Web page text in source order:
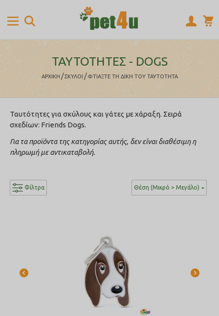
ΤΑΥΤΟΤΗΤΕΣ - DOGS
ΑΡΧΙΚΉ / ΣΚΥΛΟΙ / ΦΤΙΆΞΤΕ ΤΗ ΔΙΚΉ ΤΟΥ ΤΑΥΤΌΤΗΤΑ
Ταυτότητες για σκύλους και γάτες με χάραξη. Σειρά
σχεδίων: Friends Dogs.
Για τα προϊόντα της κατηγορίας αυτής, δεν είναι διαθέσιμη η
πληρωμή με αντικαταβολή.
Φίλτρα Θέση (Μικρό > Μεγάλο)